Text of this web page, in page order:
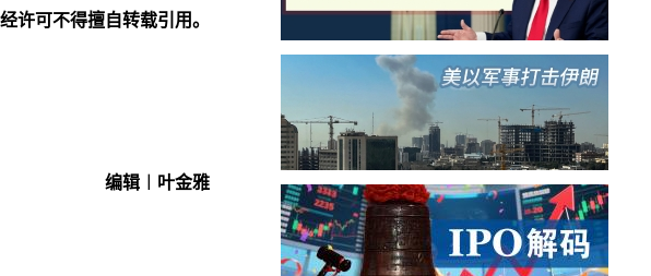
许可不得擅自转载引用。
编辑︱叶金雅